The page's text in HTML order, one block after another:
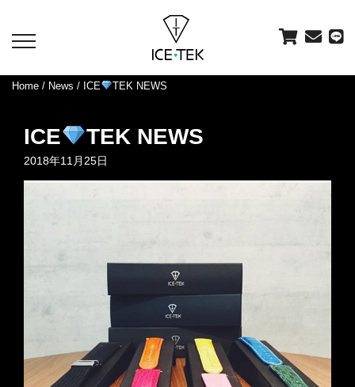
toggle
Home / News / ICE TEK NEWS
ICE TEK NEWS
2018年11月25日